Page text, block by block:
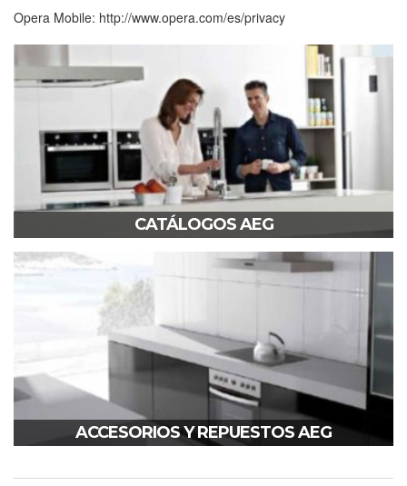
Opera Mobile: http://www.opera.com/es/privacy
CATÁLOGOS AEG
ACCESORIOS Y REPUESTOS AEG